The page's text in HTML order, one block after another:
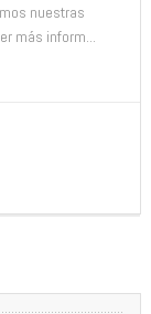
nuestras
más inform...